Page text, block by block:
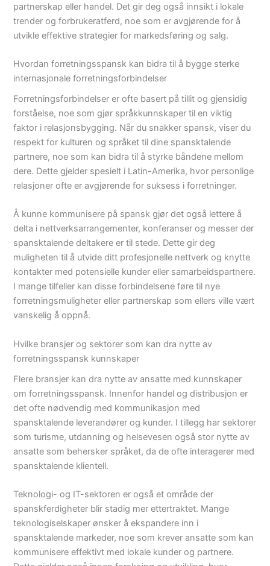
partnerskap eller handel. Det gir deg også innsikt i lokale
trender og forbrukeratferd, noe som er avgjørende for å
utvikle effektive strategier for markedsføring og salg.
Hvordan forretningsspansk kan bidra til å bygge sterke
internasjonale forretningsforbindelser
Forretningsforbindelser er ofte basert på tillit og gjensidig
forståelse, noe som gjør språkkunnskaper til en viktig
faktor i relasjonsbygging. Når du snakker spansk, viser du
respekt for kulturen og språket til dine spansktalende
partnere, noe som kan bidra til å styrke båndene mellom
dere. Dette gjelder spesielt i Latin-Amerika, hvor personlige
relasjoner ofte er avgjørende for suksess i forretninger.
Å kunne kommunisere på spansk gjør det også lettere å
delta i nettverksarrangementer, konferanser og messer der
spansktalende deltakere er til stede. Dette gir deg
muligheten til å utvide ditt profesjonelle nettverk og knytte
kontakter med potensielle kunder eller samarbeidspartnere.
I mange tilfeller kan disse forbindelsene føre til nye
forretningsmuligheter eller partnerskap som ellers ville vært
vanskelig å oppnå.
Hvilke bransjer og sektorer som kan dra nytte av
forretningsspansk kunnskaper
Flere bransjer kan dra nytte av ansatte med kunnskaper
om forretningsspansk. Innenfor handel og distribusjon er
det ofte nødvendig med kommunikasjon med
spansktalende leverandører og kunder. I tillegg har sektorer
som turisme, utdanning og helsevesen også stor nytte av
ansatte som behersker språket, da de ofte interagerer med
spansktalende klientell.
Teknologi- og IT-sektoren er også et område der
spanskferdigheter blir stadig mer ettertraktet. Mange
teknologiselskaper ønsker å ekspandere inn i
spansktalende markeder, noe som krever ansatte som kan
kommunisere effektivt med lokale kunder og partnere.